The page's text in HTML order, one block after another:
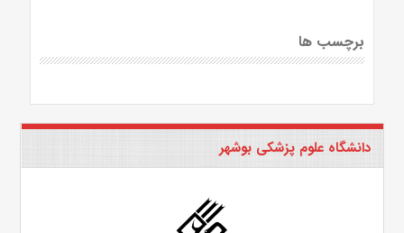
برچسب ها
دانشگاه علوم پزشکی بوشهر